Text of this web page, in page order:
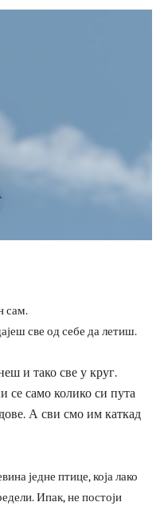
сам.
све од себе да летиш.
и тако све у круг.
се само колико си пута
А сви смо им каткад
једне птице, која лако
Ипак, не постоји